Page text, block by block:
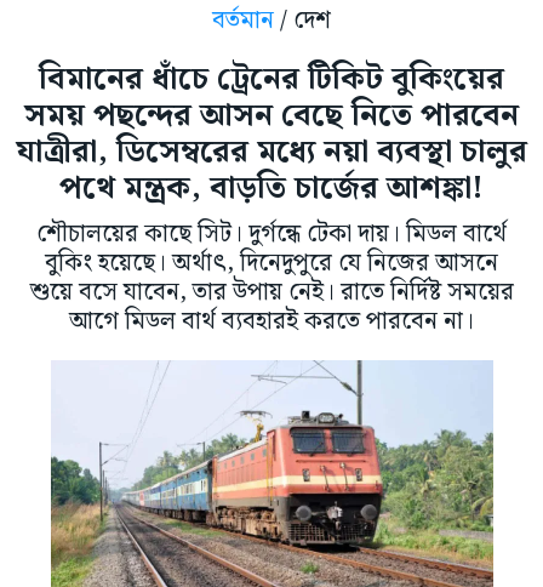
বর্তমান/ দেশ
বিমানের ধাঁচে ট্রেনের টিকিট বুকিংয়ের
সময় পছন্দের আসন বেছে নিতে পারবেন
যাত্রীরা, ডিসেম্বরের মধ্যে নয়া ব্যবস্থা চালুর
পথে মন্ত্রক, বাড়তি চার্জের আশঙ্কা!
শৌচালয়ের কাছে সিট। দুর্গন্ধে টেকা দায়। মিডল বার্থে
বুকিং হয়েছে। অর্থাৎ, দিনেদুপুরে যে নিজের আসনে
শুয়ে বসে যাবেন, তার উপায় নেই। রাতে নির্দিষ্ট সময়ের
আগে মিডল বার্থ ব্যবহারই করতে পারবেন না।